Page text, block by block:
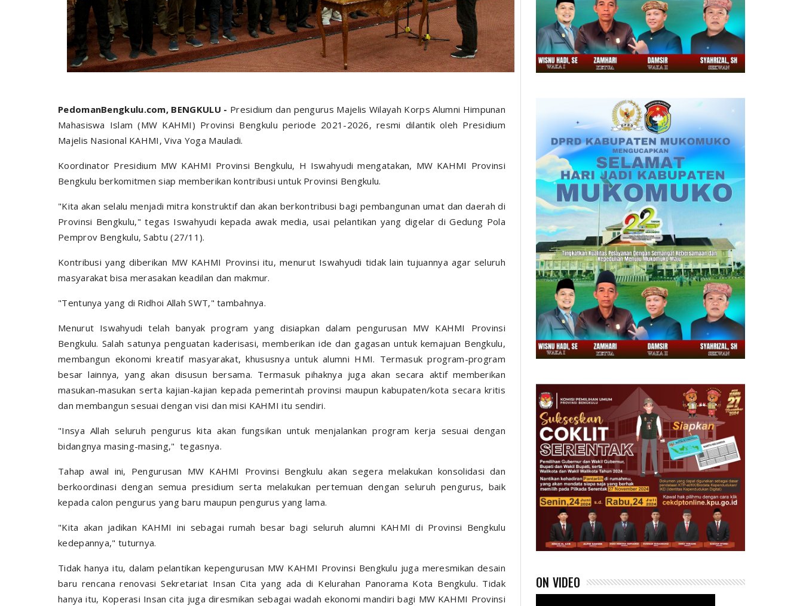
PedomanBengkulu.com, BENGKULU - Presidium dan pengurus Majelis Wilayah Korps Alumni Himpunan
Mahasiswa Islam (MW KAHMI) Provinsi Bengkulu periode 2021-2026, resmi dilantik oleh Presidium
Majelis Nasional KAHMI, Viva Yoga Mauladi.
Koordinator Presidium MW KAHMI Provinsi Bengkulu, H Iswahyudi mengatakan, MW KAHMI Provinsi
Bengkulu berkomitmen siap memberikan kontribusi untuk Provinsi Bengkulu.
"Kita akan selalu menjadi mitra konstruktif dan akan berkontribusi bagi pembangunan umat dan daerah di
Provinsi Bengkulu," tegas Iswahyudi kepada awak media, usai pelantikan yang digelar di Gedung Pola
Pemprov Bengkulu, Sabtu (27/11).
Kontribusi yang diberikan MW KAHMI Provinsi itu, menurut Iswahyudi tidak lain tujuannya agar seluruh
masyarakat bisa merasakan keadilan dan makmur.
"Tentunya yang di Ridhoi Allah SWT," tambahnya.
Menurut Iswahyudi telah banyak program yang disiapkan dalam pengurusan MW KAHMI Provinsi
Bengkulu. Salah satunya penguatan kaderisasi, memberikan ide dan gagasan untuk kemajuan Bengkulu,
membangun ekonomi kreatif masyarakat, khususnya untuk alumni HMI. Termasuk program-program
besar lainnya, yang akan disusun bersama. Termasuk pihaknya juga akan secara aktif memberikan
masukan-masukan serta kajian-kajian kepada pemerintah provinsi maupun kabupaten/kota secara kritis
dan membangun sesuai dengan visi dan misi KAHMI itu sendiri.
"Insya Allah seluruh pengurus kita akan fungsikan untuk menjalankan program kerja sesuai dengan
bidangnya masing-masing," tegasnya.
Tahap awal ini, Pengurusan MW KAHMI Provinsi Bengkulu akan segera melakukan konsolidasi dan
berkoordinasi dengan semua presidium serta melakukan pertemuan dengan seluruh pengurus, baik
kepada calon pengurus yang baru maupun pengurus yang lama.
"Kita akan jadikan KAHMI ini sebagai rumah besar bagi seluruh alumni KAHMI di Provinsi Bengkulu
kedepannya," tuturnya.
Tidak hanya itu, dalam pelantikan kepengurusan MW KAHMI Provinsi Bengkulu juga meresmikan desain
baru rencana renovasi Sekretariat Insan Cita yang ada di Kelurahan Panorama Kota Bengkulu. Tidak
hanya itu, Koperasi Insan cita juga diresmikan sebagai wadah ekonomi mandiri bagi MW KAHMI Provinsi
ON VIDEO